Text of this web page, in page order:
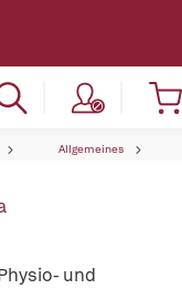
Allgemeines
und